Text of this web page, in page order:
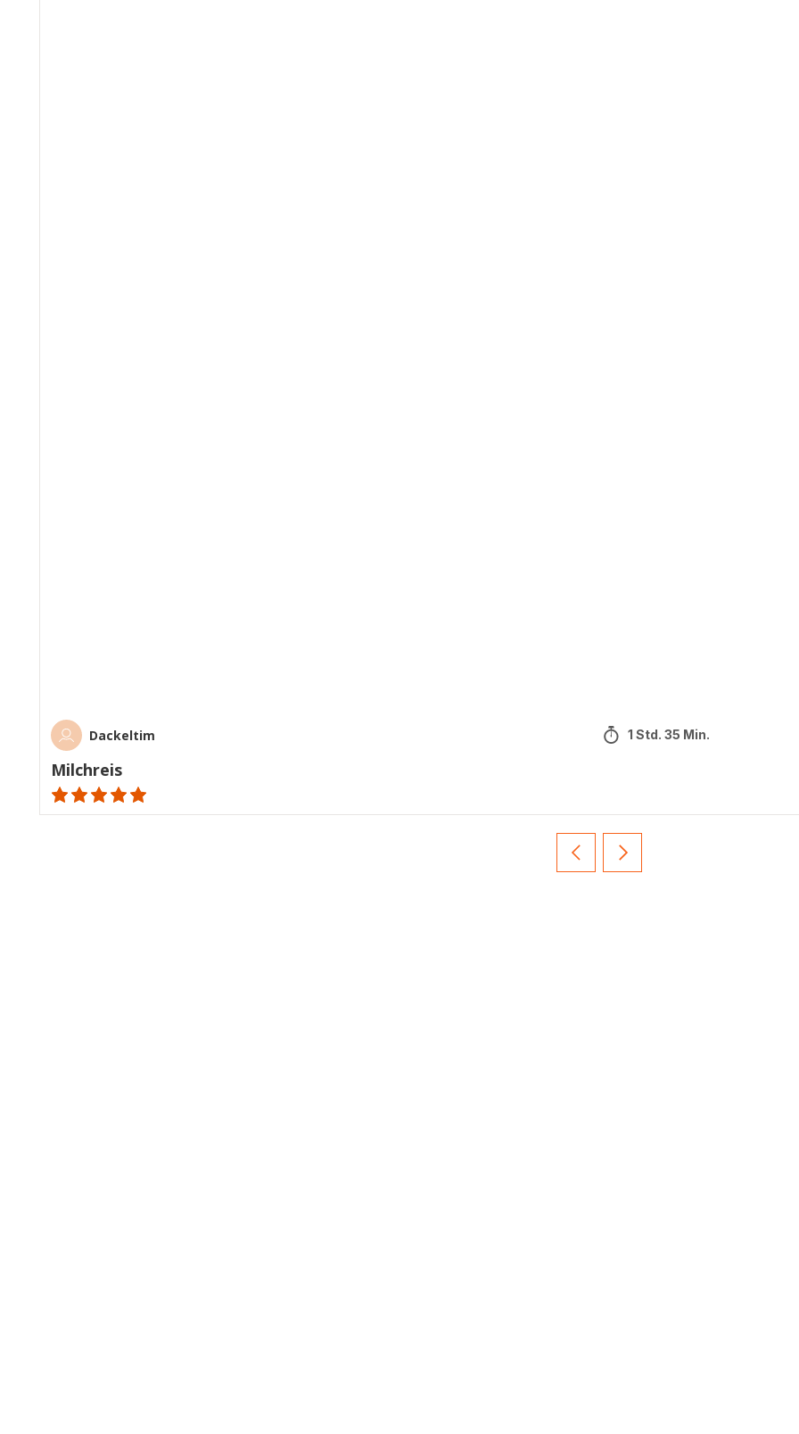
Dackeltim 1 Std. 35 Min.
Milchreis
ratings.NaN
Vorherige
Recipe
Weiter
Recipe